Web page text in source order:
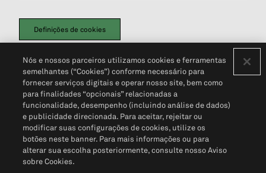
Definições de cookies
Política de PrivacidadePortal de privacidade do cliente (em inglês)
Não Venda Minhas Informações Pessoais© 2026 S&P Global
Nós e nossos parceiros utilizamos cookies e ferramentas
semelhantes (“Cookies”) conforme necessário para
fornecer serviços digitais e operar nosso site, bem como
para finalidades “opcionais” relacionadas a
funcionalidade, desempenho (incluindo análise de dados)
e publicidade direcionada. Para aceitar, rejeitar ou
modificar suas configurações de cookies, utilize os
botões neste banner. Para mais informações ou para
alterar sua escolha posteriormente, consulte nosso Aviso
sobre Cookies.